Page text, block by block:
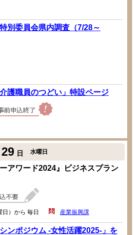
別委員会県内調査（7/28～
護職員のつどい」特設ページ
29 日 水曜日
アワード2024』ビジネスプラン
）から 毎日 産業振興課
ンポジウム -女性活躍2025-」を